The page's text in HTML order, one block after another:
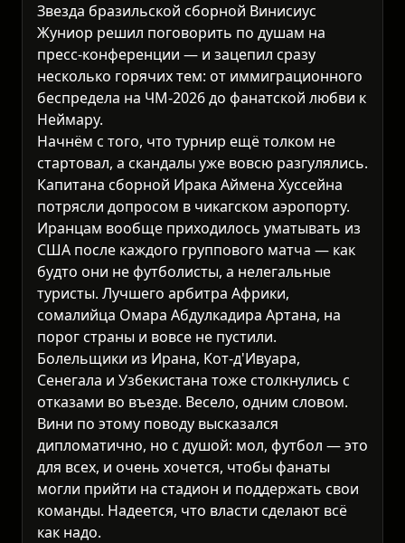
Звезда бразильской сборной Винисиус
Жуниор решил поговорить по душам на
пресс-конференции — и зацепил сразу
несколько горячих тем: от иммиграционного
беспредела на ЧМ-2026 до фанатской любви к
Неймару.
Начнём с того, что турнир ещё толком не
стартовал, а скандалы уже вовсю разгулялись.
Капитана сборной Ирака Аймена Хуссейна
потрясли допросом в чикагском аэропорту.
Иранцам вообще приходилось уматывать из
США после каждого группового матча — как
будто они не футболисты, а нелегальные
туристы. Лучшего арбитра Африки,
сомалийца Омара Абдулкадира Артана, на
порог страны и вовсе не пустили.
Болельщики из Ирана, Кот-д'Ивуара,
Сенегала и Узбекистана тоже столкнулись с
отказами во въезде. Весело, одним словом.
Вини по этому поводу высказался
дипломатично, но с душой: мол, футбол — это
для всех, и очень хочется, чтобы фанаты
могли прийти на стадион и поддержать свои
команды. Надеется, что власти сделают всё
как надо.